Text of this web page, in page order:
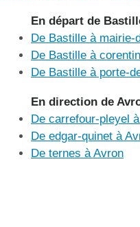
En départ de
De Bastille à mairie-
De Bastille à
De Bastille à porte-
En direction de
De carrefour-pleyel
De edgar-quinet à
De ternes à Avron